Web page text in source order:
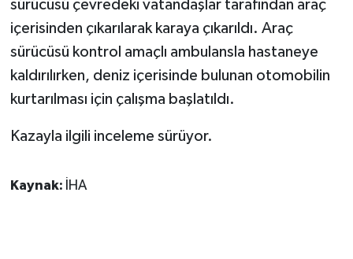
sürücüsü çevredeki vatandaşlar tarafından araç
içerisinden çıkarılarak karaya çıkarıldı. Araç
sürücüsü kontrol amaçlı ambulansla hastaneye
kaldırılırken, deniz içerisinde bulunan otomobilin
kurtarılması için çalışma başlatıldı.
Kazayla ilgili inceleme sürüyor.
Kaynak: İHA